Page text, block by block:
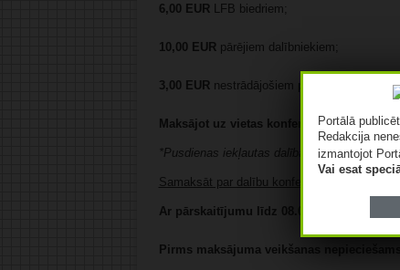
6,00 EUR LFB biedriem;
10,00 EUR pārējiem dalībniekiem;
3,00 EUR nestrādājošiem pensionāriem.
Maksājot uz vietas konferences dienā
*Pusdienas iekļautas dalības maksā!
Samaksāt par dalību konferencē var:
Ar pārskaitījumu līdz 08.04.2019!
Pirms maksājuma veikšanas
Portālā
Redakcija
izmantojot
Vai esat